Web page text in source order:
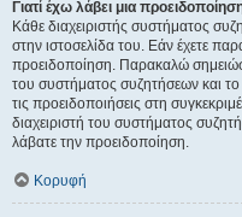
Γιατί έχω λάβει μια
Κάθε διαχειριστής συστήματος
στην ιστοσελίδα του. Εάν έχετε
προειδοποίηση. Παρακαλώ
του συστήματος συζητήσεων και
τις προειδοποιήσεις στη
διαχειριστή του συστήματος
λάβατε την προειδοποίηση.
Κορυφή